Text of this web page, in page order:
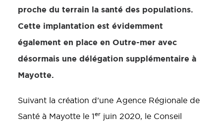
proche du terrain la santé des populations.
Cette implantation est évidemment
également en place en Outre-mer avec
désormais une délégation supplémentaire à
Mayotte.
Suivant la création d’une Agence Régionale de
Santé à Mayotte le 1er juin 2020, le Conseil